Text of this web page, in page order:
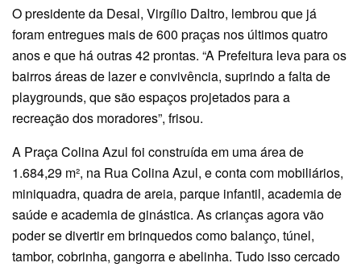
O presidente da Desal, Virgílio Daltro, lembrou que já
foram entregues mais de 600 praças nos últimos quatro
anos e que há outras 42 prontas. “A Prefeitura leva para os
bairros áreas de lazer e convivência, suprindo a falta de
playgrounds, que são espaços projetados para a
recreação dos moradores”, frisou.
A Praça Colina Azul foi construída em uma área de
1.684,29 m², na Rua Colina Azul, e conta com mobiliários,
miniquadra, quadra de areia, parque infantil, academia de
saúde e academia de ginástica. As crianças agora vão
poder se divertir em brinquedos como balanço, túnel,
tambor, cobrinha, gangorra e abelinha. Tudo isso cercado